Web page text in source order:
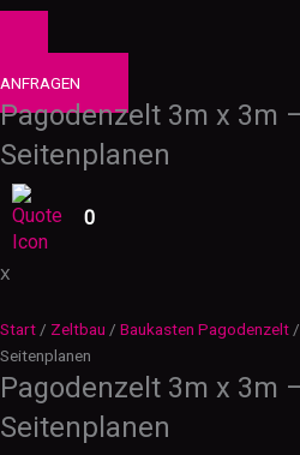
ANFRAGEN
Pagodenzelt 3m x 3m
Seitenplanen
0
X
Start / Zeltbau / Baukasten Pagodenzelt
Seitenplanen
Pagodenzelt 3m x 3m
Seitenplanen